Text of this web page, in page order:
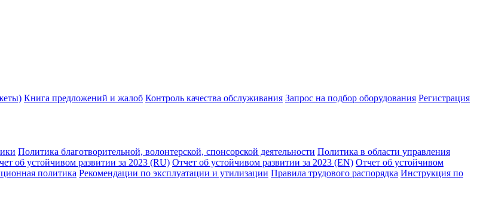
Книга предложений и жалоб Контроль качества обслуживания Запрос на подбор оборудования Регистрация
Политика благотворительной, волонтерской, спонсорской деятельности Политика в области управления
об устойчивом развитии за 2023 (RU) Отчет об устойчивом развитии за 2023 (EN) Отчет об устойчивом
политика Рекомендации по эксплуатации и утилизации Правила трудового распорядка Инструкция по